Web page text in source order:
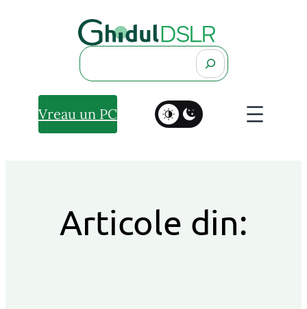
Search
Vreau un PC
Articole din: